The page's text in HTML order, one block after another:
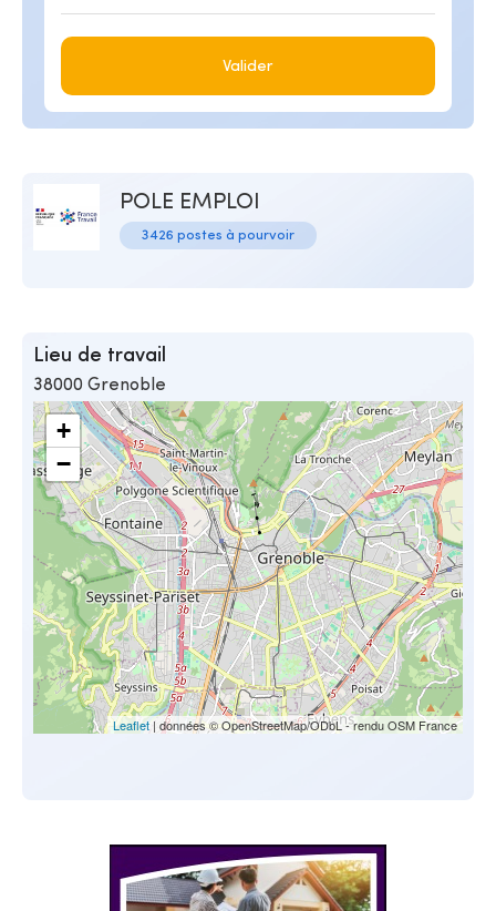
Valider
POLE EMPLOI
3426 postes à pourvoir
Lieu de travail
38000 Grenoble
+
−
Leaflet | données © OpenStreetMap/ODbL - rendu OSM France